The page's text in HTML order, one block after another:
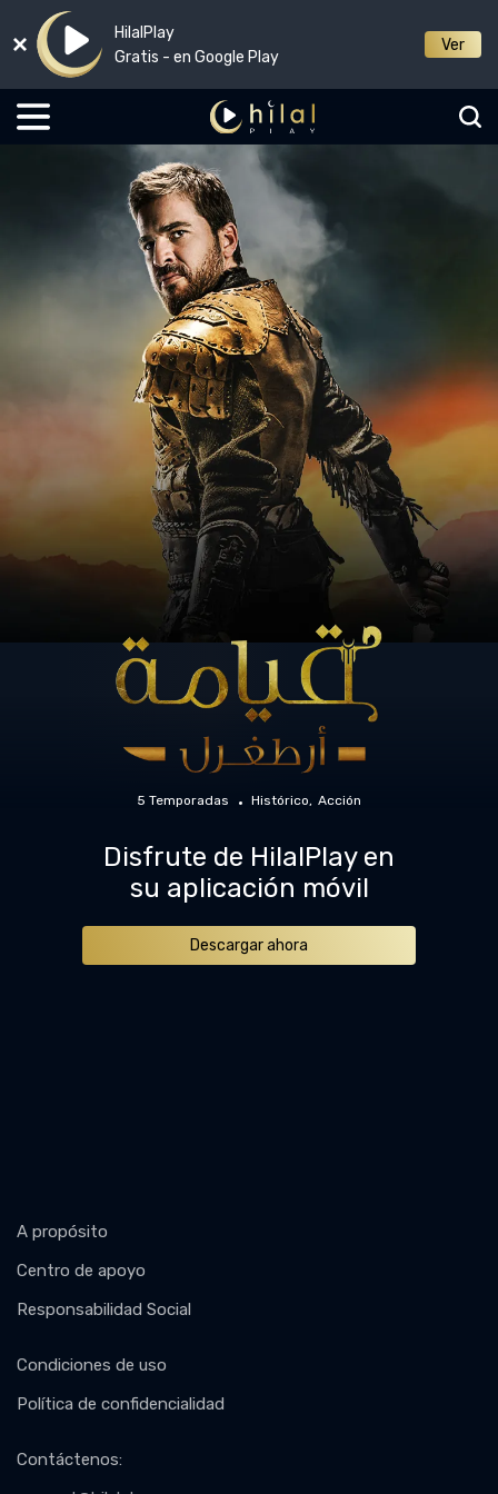
HilalPlay
Gratis - en Google Play
Ver
5 Temporadas Histórico Acción
Disfrute de HilalPlay en
su aplicación móvil
Descargar ahora
A propósito
Centro de apoyo
Responsabilidad Social
Condiciones de uso
Política de confidencialidad
Contáctenos: